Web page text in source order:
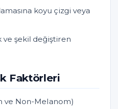
koyu çizgi veya
ve şekil değiştiren
Faktörleri
ve Non-Melanom)